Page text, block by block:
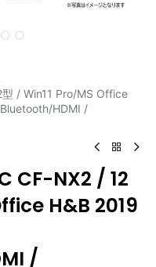
/ Win11 Pro/MS Office
HDMI /
CF-NX2 / 12
H&B 2019
/